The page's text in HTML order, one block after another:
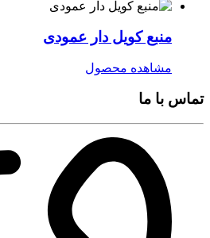
منبع کویل دار عمودی
مشاهده محصول
تماس با ما